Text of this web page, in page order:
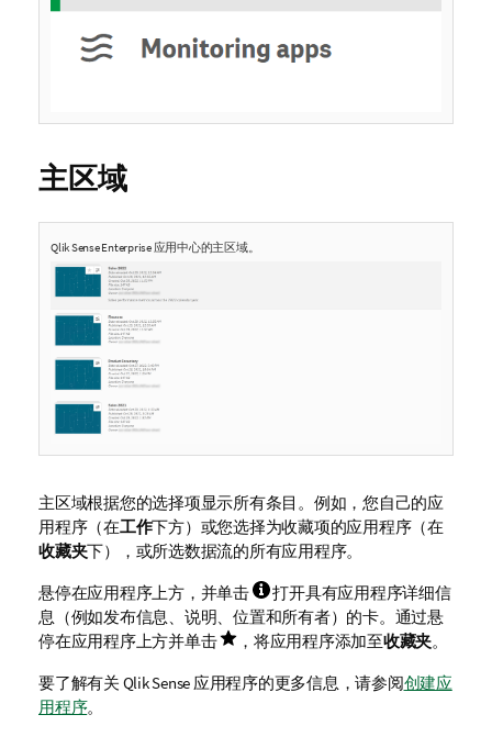
主区域
Qlik Sense Enterprise应用中心的主区域。
主区域根据您的选择项显示所有条目。例如，您自己的应
用程序（在工作下方）或您选择为收藏项的应用程序（在
收藏夹下），或所选数据流的所有应用程序。
悬停在应用程序上方，并单击
打开具有应用程序详细信
息（例如发布信息、说明、位置和所有者）的卡。通过悬
停在应用程序上方并单击
，将应用程序添加至收藏夹。
要了解有关 Qlik Sense 应用程序的更多信息，请参阅创建应
用程序。